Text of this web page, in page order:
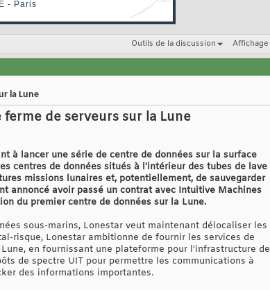
Outils de la discussion Affichage
la Lune
de serveurs sur la Lune
à lancer une série de centre de données sur la surface
centres de données situés à l'intérieur des tubes de lave
missions lunaires et, potentiellement, de sauvegarder
annoncé avoir passé un contrat avec Intuitive Machines
du premier centre de données sur la Lune.
sous-marins, Lonestar veut maintenant délocaliser les
risque, Lonestar ambitionne de fournir les services de
en fournissant une plateforme pour l'infrastructure de
de spectre UIT pour permettre les communications à
des informations importantes.